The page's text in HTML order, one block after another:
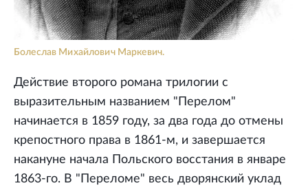
Болеслав Михайлович Маркевич.
Действие второго романа трилогии с
выразительным названием "Перелом"
начинается в 1859 году, за два года до отмены
крепостного права в 1861-м, и завершается
накануне начала Польского восстания в январе
1863-го. В "Переломе" весь дворянский уклад